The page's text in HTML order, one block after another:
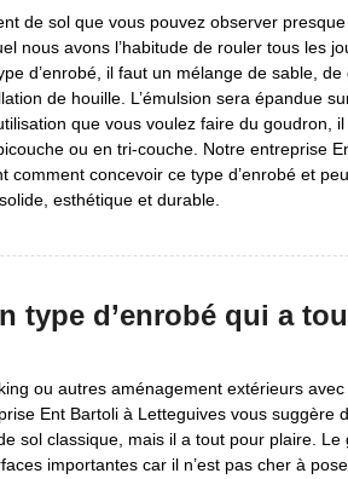
de sol que vous pouvez observer
nous avons l’habitude de rouler tous les
d’enrobé, il faut un mélange de sable, de
de houille. L’émulsion sera épandue
que vous voulez faire du goudron,
ou en tri-couche. Notre entreprise
comment concevoir ce type d’enrobé et
esthétique et durable.
type d’enrobé qui a
ou autres aménagement extérieurs avec
Ent Bartoli à Letteguives vous suggère
sol classique, mais il a tout pour plaire. Le
importantes car il n’est pas cher à